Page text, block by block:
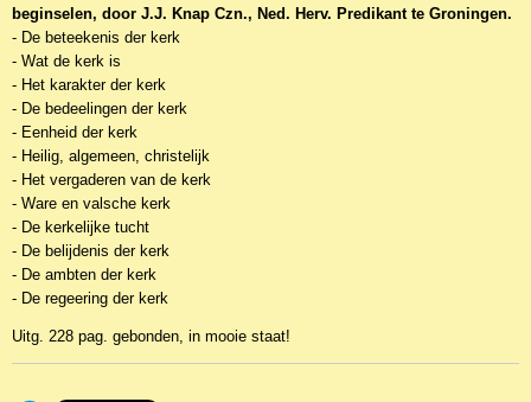
beginselen, door J.J. Knap Czn., Ned. Herv. Predikant te Groningen.
- De beteekenis der kerk
- Wat de kerk is
- Het karakter der kerk
- De bedeelingen der kerk
- Eenheid der kerk
- Heilig, algemeen, christelijk
- Het vergaderen van de kerk
- Ware en valsche kerk
- De kerkelijke tucht
- De belijdenis der kerk
- De ambten der kerk
- De regeering der kerk
Uitg. 228 pag. gebonden, in mooie staat!